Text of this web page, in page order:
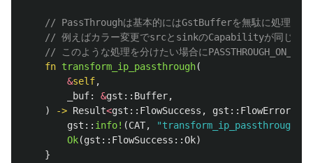
// PassThroughは基本的にはGstBufferを無駄に処理せず
// 例えばカラー変更でsrcとsinkのCapabilityが同じ場合
// このような処理を分けたい場合に
fn transform_ip_passthrough(
&self,
_buf: &gst :: Buffer,
)
-> Result<gst :: FlowSuccess , gst :: FlowError
gst :: info! (CAT, "transform_ip_passthrough"
Ok(gst :: FlowSuccess ::Ok)
}